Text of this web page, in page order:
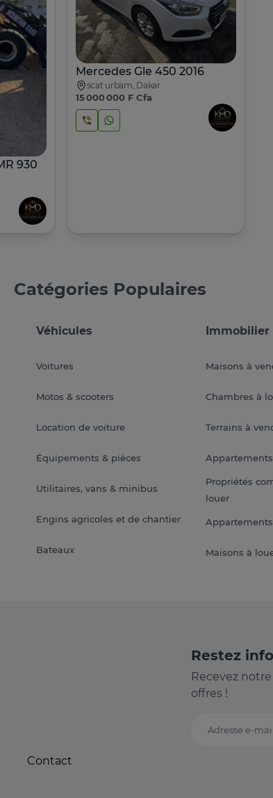
930
Mercedes Gle 450 2016
scat urbam, Dakar
15 000 000 F Cfa
Catégories Populaires
Véhicules
Voitures
Motos & scooters
Location de voiture
Équipements & pièces
Utilitaires, vans & minibus
Engins agricoles et de chantier
Bateaux
Immobilier
Maisons à
Chambres à
Terrains à
Propriétés
louer
Maisons à
Contact
Restez
Recevez
offres !
Adresse e-mail